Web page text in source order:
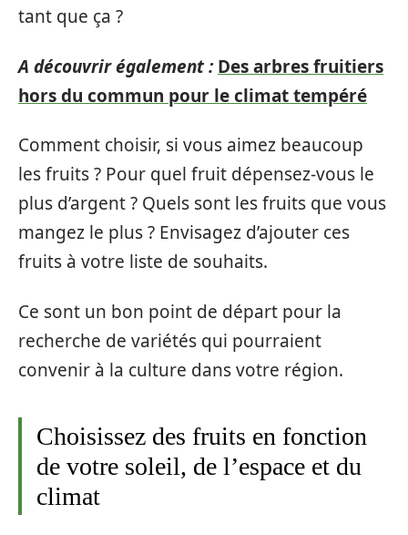
tant que ça ?
A découvrir également : Des arbres fruitiers
hors du commun pour le climat tempéré
Comment choisir, si vous aimez beaucoup
les fruits ? Pour quel fruit dépensez-vous le
plus d’argent ? Quels sont les fruits que vous
mangez le plus ? Envisagez d’ajouter ces
fruits à votre liste de souhaits.
Ce sont un bon point de départ pour la
recherche de variétés qui pourraient
convenir à la culture dans votre région.
Choisissez des fruits en fonction
de votre soleil, de l’espace et du
climat